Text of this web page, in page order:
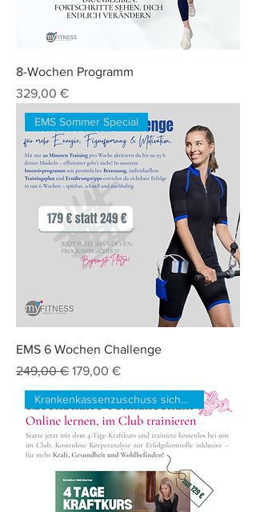
8-Wochen Programm
Preis
329,00 €
EMS Sommer Special
EMS 6 Wochen Challenge
Standardpreis
249,00 € Sale-Preis
179,00 €
Krankenkassenzuschuss sichern!